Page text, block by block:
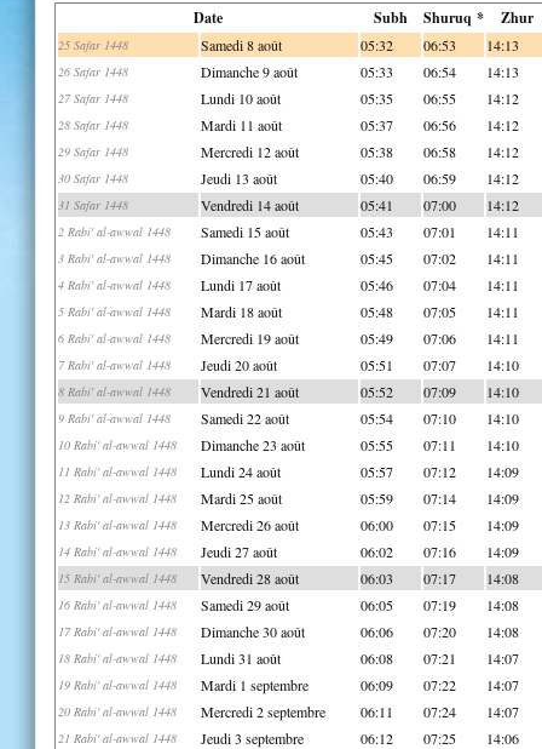
Date Subh Shuruq * Zhur
25 Safar 1448 Samedi 8 août 05:32 06:53 14:13
26 Safar 1448 Dimanche 9 août 05:33 06:54 14:13
27 Safar 1448 Lundi 10 août 05:35 06:55 14:12
28 Safar 1448 Mardi 11 août 05:37 06:56 14:12
29 Safar 1448 Mercredi 12 août 05:38 06:58 14:12
30 Safar 1448 Jeudi 13 août 05:40 06:59 14:12
31 Safar 1448 Vendredi 14 août 05:41 07:00 14:12
2 Rabi' al-awwal 1448 Samedi 15 août 05:43 07:01 14:11
3 Rabi' al-awwal 1448 Dimanche 16 août 05:45 07:02 14:11
4 Rabi' al-awwal 1448 Lundi 17 août 05:46 07:04 14:11
5 Rabi' al-awwal 1448 Mardi 18 août 05:48 07:05 14:11
6 Rabi' al-awwal 1448 Mercredi 19 août 05:49 07:06 14:11
7 Rabi' al-awwal 1448 Jeudi 20 août 05:51 07:07 14:10
8 Rabi' al-awwal 1448 Vendredi 21 août 05:52 07:09 14:10
9 Rabi' al-awwal 1448 Samedi 22 août 05:54 07:10 14:10
10 Rabi' al-awwal 1448 Dimanche 23 août 05:55 07:11 14:10
11 Rabi' al-awwal 1448 Lundi 24 août 05:57 07:12 14:09
12 Rabi' al-awwal 1448 Mardi 25 août 05:59 07:14 14:09
13 Rabi' al-awwal 1448 Mercredi 26 août 06:00 07:15 14:09
14 Rabi' al-awwal 1448 Jeudi 27 août 06:02 07:16 14:09
15 Rabi' al-awwal 1448 Vendredi 28 août 06:03 07:17 14:08
16 Rabi' al-awwal 1448 Samedi 29 août 06:05 07:19 14:08
17 Rabi' al-awwal 1448 Dimanche 30 août 06:06 07:20 14:08
18 Rabi' al-awwal 1448 Lundi 31 août 06:08 07:21 14:07
19 Rabi' al-awwal 1448 Mardi 1 septembre 06:09 07:22 14:07
20 Rabi' al-awwal 1448 Mercredi 2 septembre 06:11 07:24 14:07
21 Rabi' al-awwal 1448 Jeudi 3 septembre 06:12 07:25 14:06